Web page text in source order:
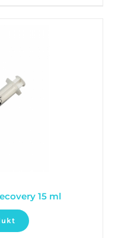
15 ml